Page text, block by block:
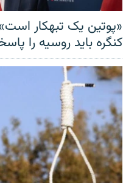
«پوتین یک تبهکار
کنگره باید روسیه را